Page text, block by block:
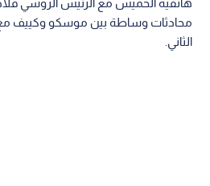
محادثات وساطة بين موسكو وكييف مع
الثاني.